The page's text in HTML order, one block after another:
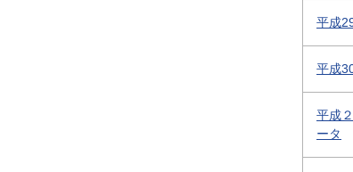
平成
平成
平成
ータ